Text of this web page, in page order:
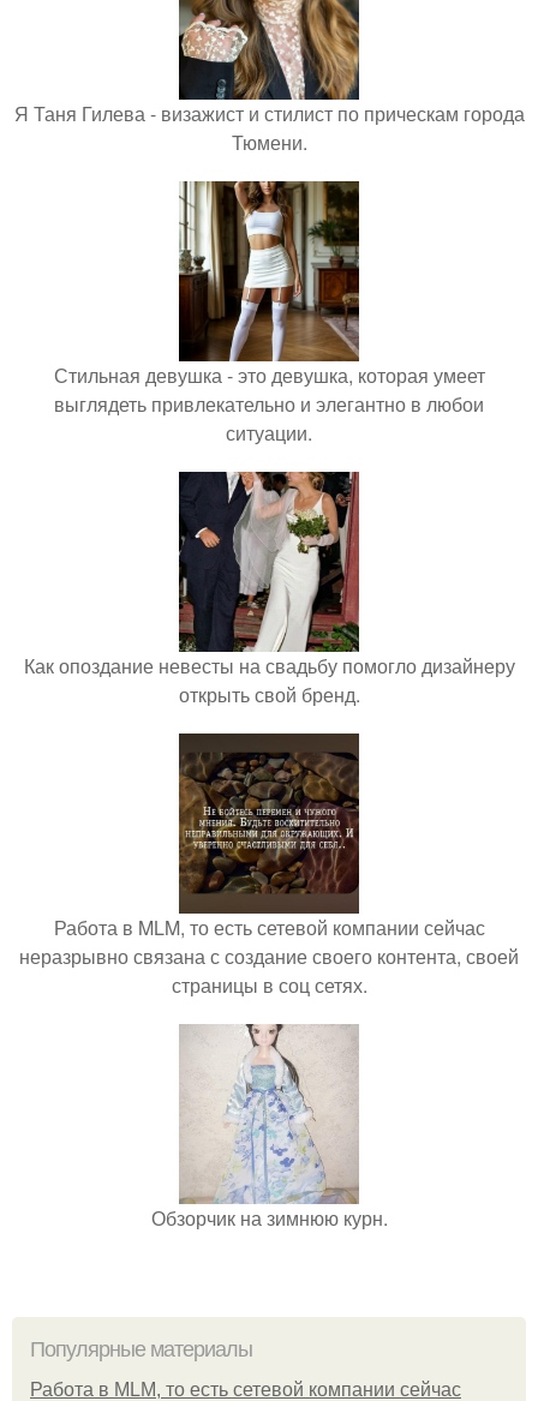
Я Таня Гилева - визажист и стилист по прическам города
Тюмени.
Стильная девушка - это девушка, которая умеет
выглядеть привлекательно и элегантно в любои
ситуации.
Как опоздание невесты на свадьбу помогло дизайнеру
открыть свой бренд.
Работа в MLM, то есть сетевой компании сейчас
неразрывно связана с создание своего контента, своей
страницы в соц сетях.
Обзорчик на зимнюю курн.
Популярные материалы
Работа в MLM, то есть сетевой компании сейчас